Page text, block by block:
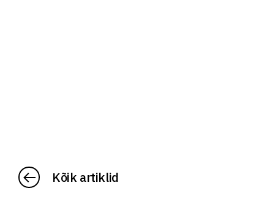
Kõik artiklid